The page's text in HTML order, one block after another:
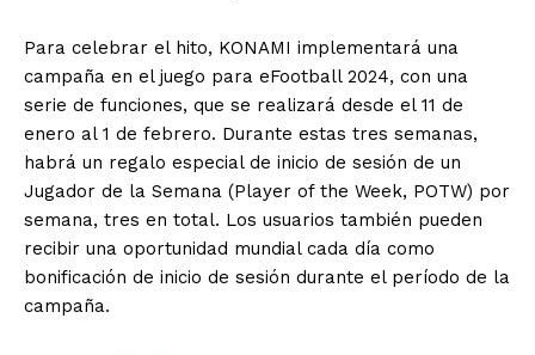
Para celebrar el hito, KONAMI implementará una
campaña en el juego para eFootball 2024, con una
serie de funciones, que se realizará desde el 11 de
enero al 1 de febrero. Durante estas tres semanas,
habrá un regalo especial de inicio de sesión de un
Jugador de la Semana (Player of the Week, POTW) por
semana, tres en total. Los usuarios también pueden
recibir una oportunidad mundial cada día como
bonificación de inicio de sesión durante el período de la
campaña.